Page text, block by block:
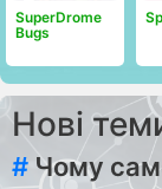
SuperDrome
Bugs
Нові
# Чому